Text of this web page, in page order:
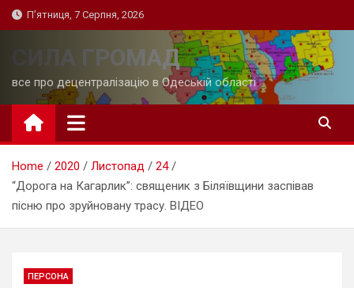
Skip
to
П’ятниця, 7 Серпня, 2026
СИЛА ГРОМАД
все про децентралізацію в Одеській області
Home 2020 Листопад
24
“Дорога на Кагарлик”: священик з Біляївщини заспівав
пісню про зруйновану трасу. ВІДЕО
ПЕРСОНА